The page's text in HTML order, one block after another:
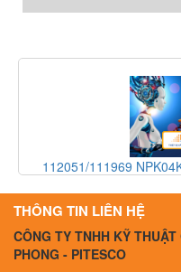
112051/111969
THÔNG TIN LIÊN HỆ
CÔNG TY TNHH KỸ
PHONG - PITESCO